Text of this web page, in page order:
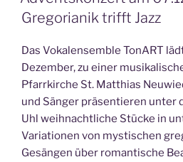
Gregorianik trifft Jazz
Das Vokalensemble TonART
Dezember, zu einer
Pfarrkirche St. Matthias
und Sänger präsentieren unter
Uhl weihnachtliche Stücke in
Variationen von mystischen
Gesängen über romantische